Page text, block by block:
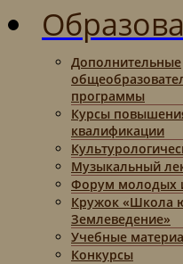
Дополнительные
программы
Курсы
квалификации
Музыкальный
Форум молодых
Кружок «Школа
Землеведение»
Учебные
Конкурсы